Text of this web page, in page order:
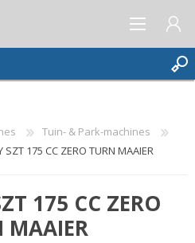
Tuin- & Park-machines
SZT 175 CC ZERO TURN MAAIER
175 CC ZERO
MAAIER